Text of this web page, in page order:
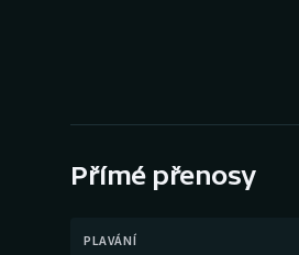
Přímé přenosy
PLAVÁNÍ